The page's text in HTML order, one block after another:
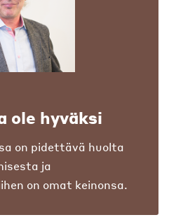
ole hyväksi
on pidettävä huolta
ja
on omat keinonsa.